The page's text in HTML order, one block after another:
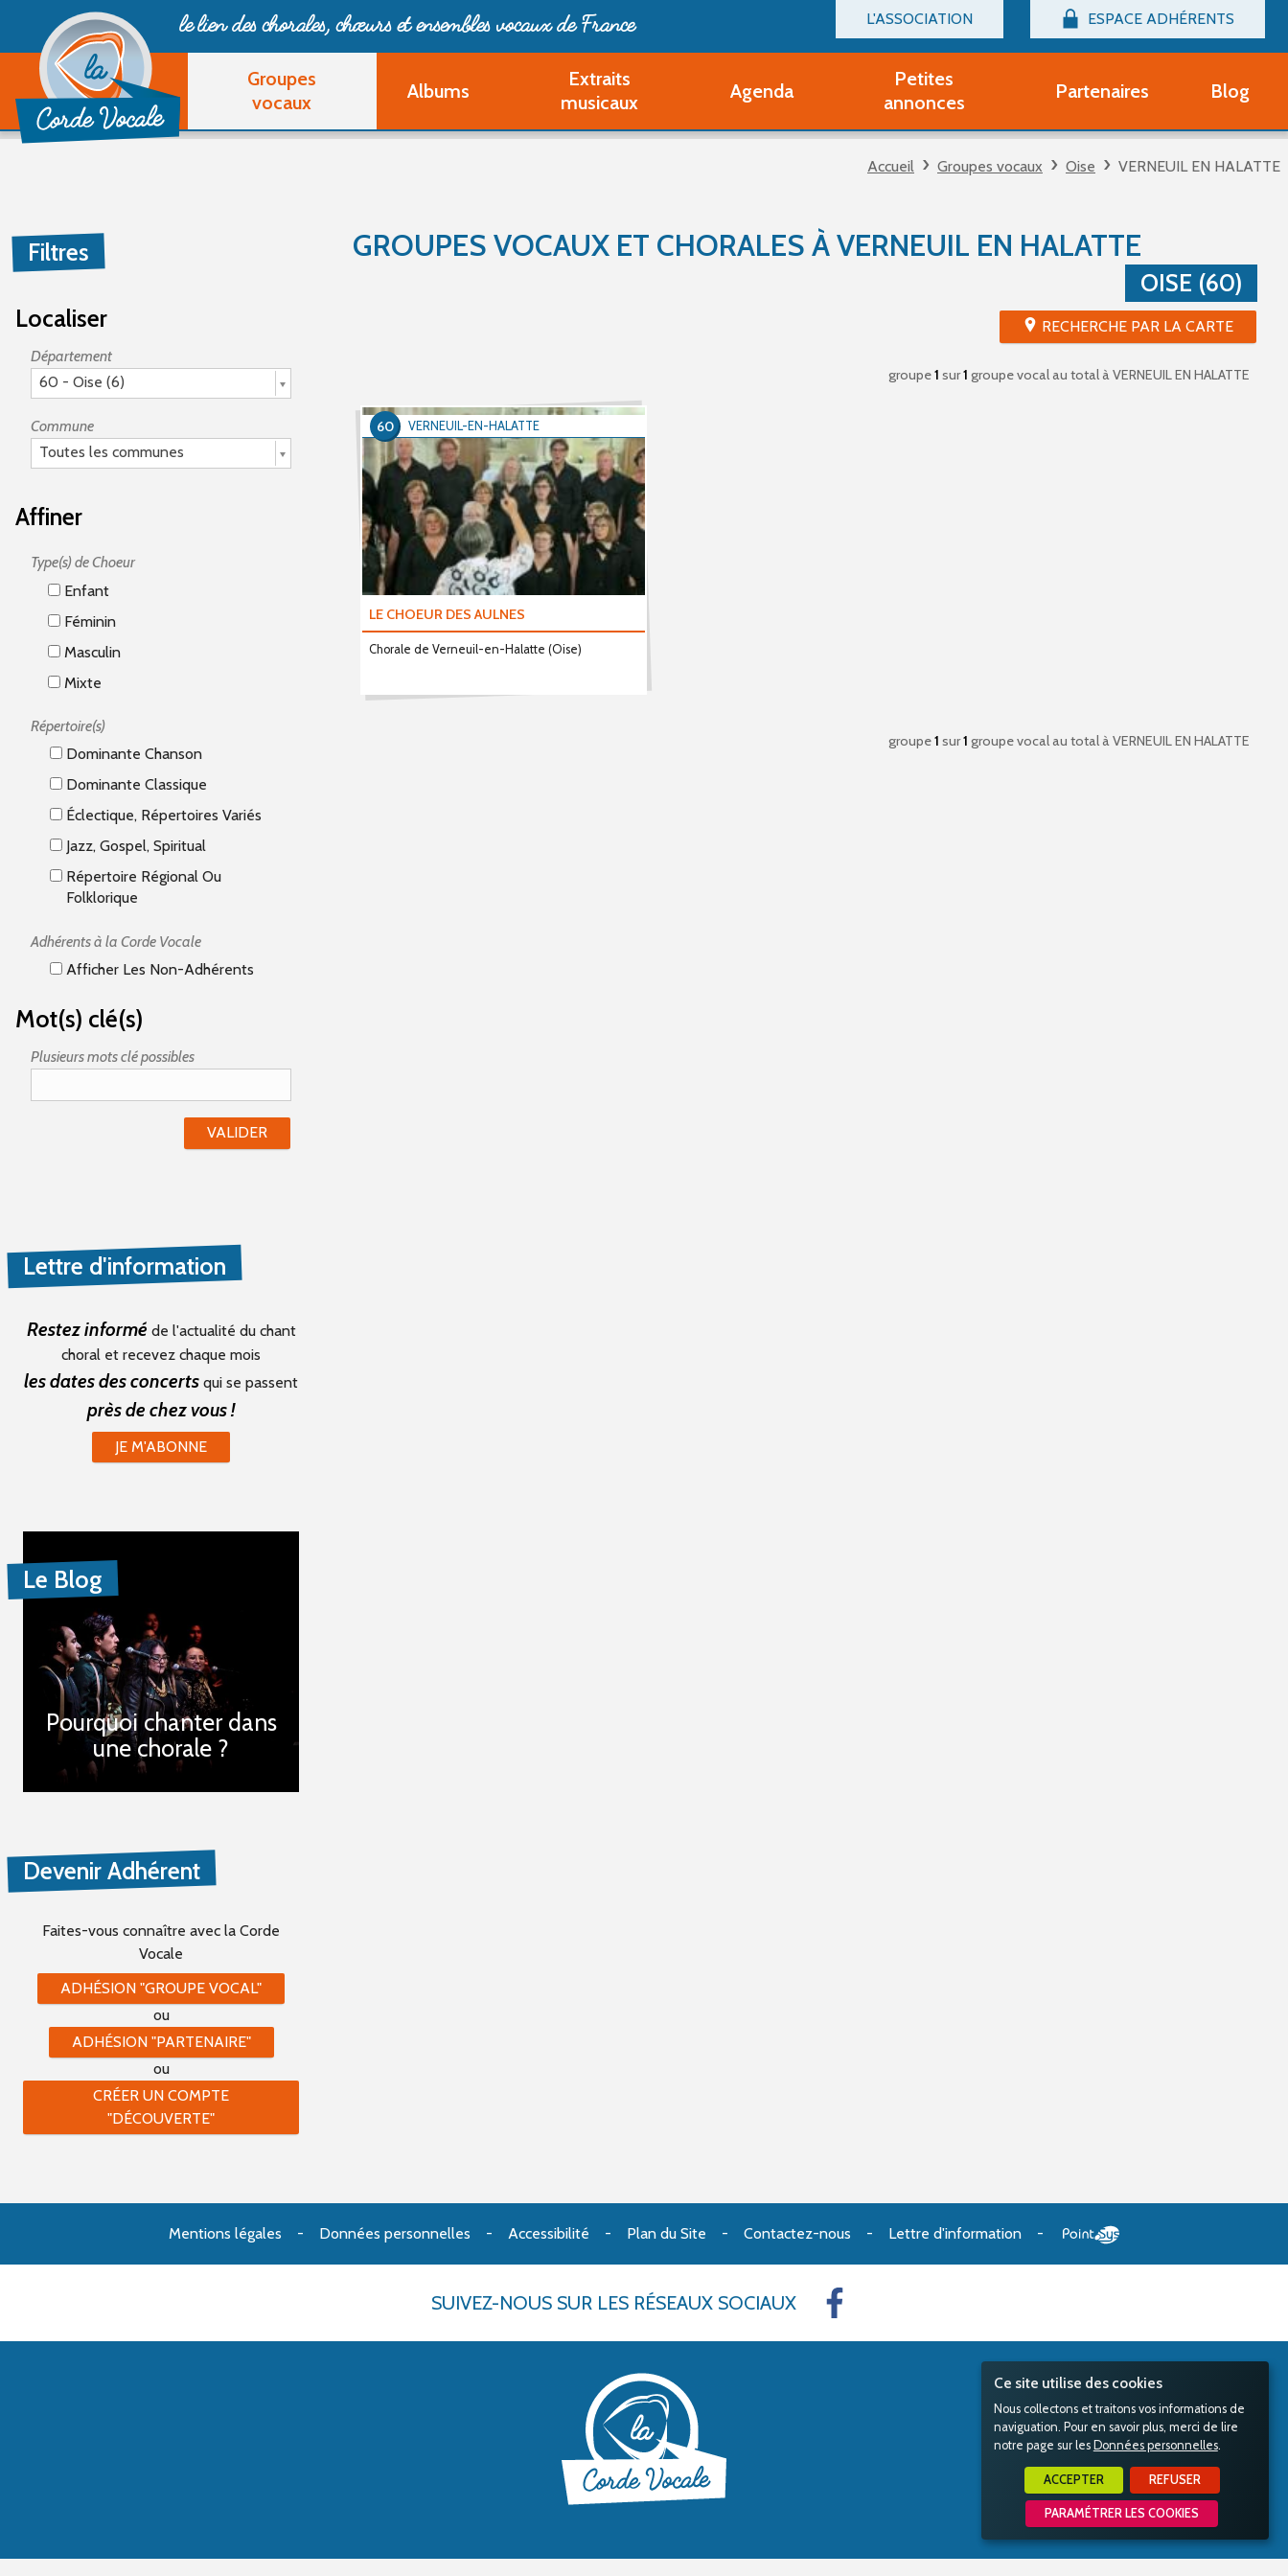
Ce site utilise des cookies
Nous collectons et traitons vos informations de
naviguation. Pour en savoir plus, merci de lire
notre page sur les Données personnelles.
ACCEPTER REFUSER
PARAMÉTRER LES COOKIES
L'ASSOCIATION
Billetterie
Devenir adhérent Groupe Vocal
Devenir adhérent Partenaire
Ouvrir un compte Découverte
ESPACE ADHÉRENTS
Connexion
le lien des chorales, chœurset ensembles vocaux de France
Groupes
vocaux
Albums
Extraits
musicaux
Agenda
Petites
annonces
Partitions d'occasion
Partenaires Blog
Accueil Groupes vocaux Oise VERNEUIL EN HALATTE
Filtres
Localiser
Département
60 - Oise (6)
Commune
Toutes les communes
Affiner
Type(s) de Choeur
Enfant
Féminin
Masculin
Mixte
Répertoire(s)
Dominante Chanson
Dominante Classique
Éclectique, Répertoires Variés
Jazz, Gospel, Spiritual
Répertoire Régional Ou
Folklorique
Adhérents à la Corde Vocale
Afficher Les Non-Adhérents
Mot(s) clé(s)
Plusieurs mots clé possibles
GROUPES VOCAUX ET CHORALES À VERNEUIL EN HALATTE
OISE (60)
RECHERCHE PAR LA CARTE
groupe1 sur1 groupe vocal au totalà VERNEUIL EN HALATTE
LE CHOEUR DES AULNES
Chorale de Verneuil-en-Halatte (Oise)
VERNEUIL-EN-HALATTE
60
groupe1 sur1 groupe vocal au totalà VERNEUIL EN HALATTE
Lettre d'information
Restez informé de l'actualité du chant
choral et recevez chaque mois
les dates des concerts qui se passent
près de chez vous !
JE M'ABONNE
Le Blog
Pourquoi chanter dans
une chorale ?
Devenir Adhérent
Faites-vous connaître avec la Corde
Vocale
ADHÉSION "GROUPE VOCAL"
ou
ADHÉSION "PARTENAIRE"
ou
CRÉER UN COMPTE
"DÉCOUVERTE"
Mentions légales Données personnelles Accessibilité Plan du Site Contactez-nous Lettre d'information
SUIVEZ-NOUS SUR LES RÉSEAUX SOCIAUX